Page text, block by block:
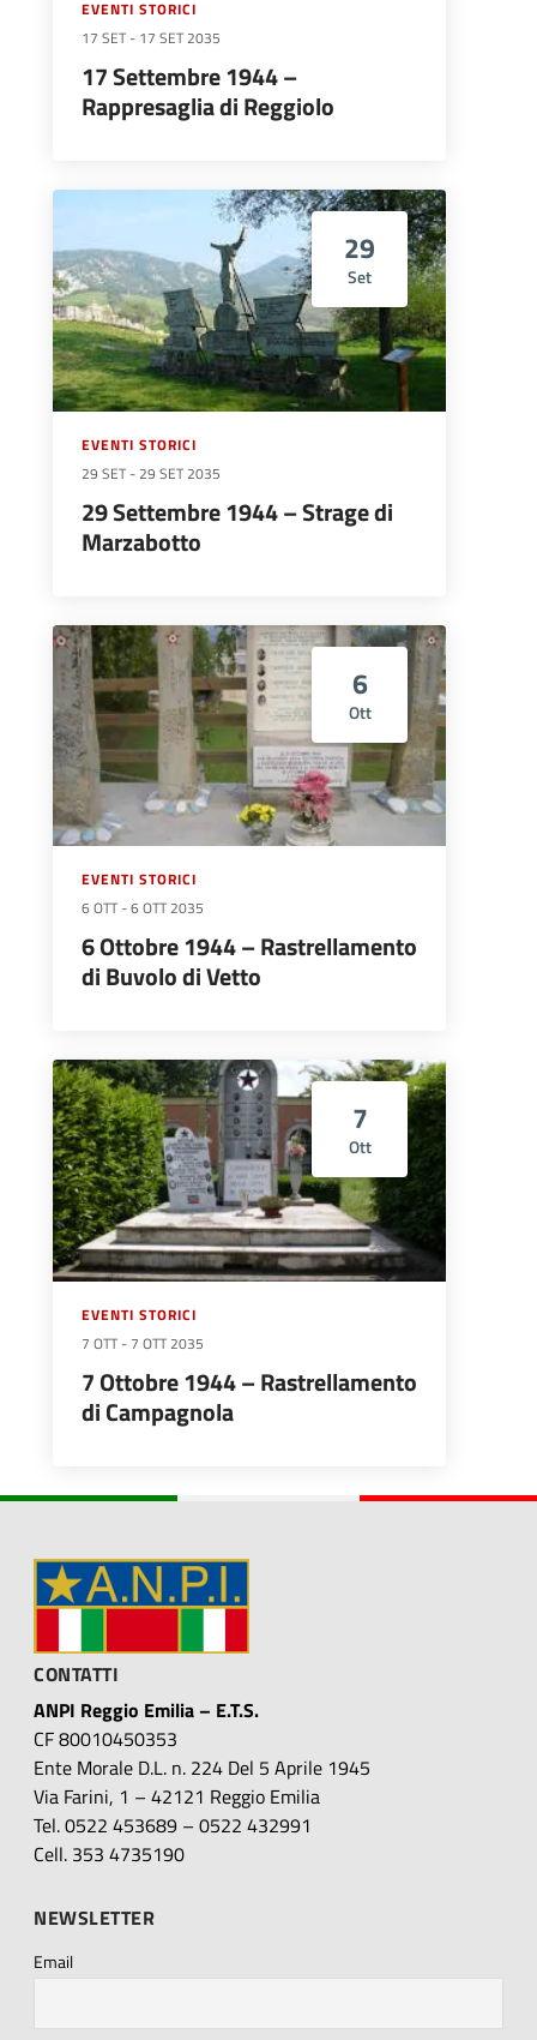
EVENTI STORICI
17 SET - 17 SET 2035
17 Settembre 1944 –
Rappresaglia di Reggiolo
29
Set
EVENTI STORICI
29 SET -29 SET 2035
29 Settembre 1944 – Strage di
Marzabotto
6
Ott
EVENTI STORICI
6 OTT -6 OTT 2035
6 Ottobre 1944 – Rastrellamento
di Buvolo di Vetto
7
Ott
EVENTI STORICI
7 OTT - 7 OTT 2035
7 Ottobre 1944 – Rastrellamento
di Campagnola
CONTATTI
ANPI Reggio Emilia – E.T.S.
CF 80010450353
Ente Morale D.L. n. 224 Del 5 Aprile 1945
Via Farini, 1 – 42121 Reggio Emilia
Tel. 0522 453689 – 0522 432991
Cell. 353 4735190
NEWSLETTER
Email